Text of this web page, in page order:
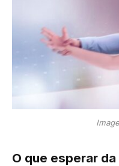
O que esperar